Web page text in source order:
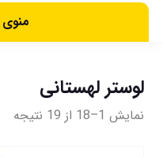
لوستر لهستانی
نمایش 1–18 از 19 نتیجه